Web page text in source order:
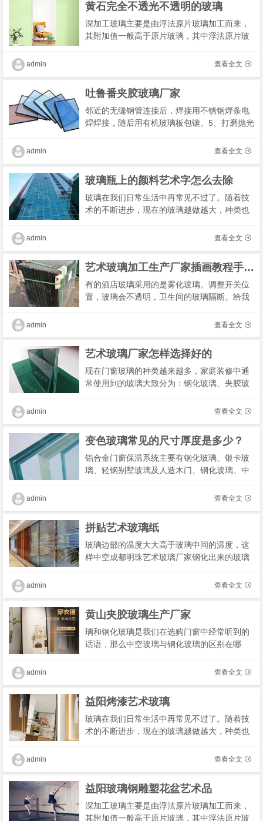
黄石完全不透光不透明的玻璃
深加工玻璃主要是由浮法原片玻璃加工而来，
其附加值一般高于原片玻璃，其中浮法原片玻
较为透明，行业内出厂价格差异较小，不同公
查看全文
admin
吐鲁番夹胶玻璃厂家
邻近的无缝钢管连接后，焊接用不锈钢焊条电
焊焊接，随后用有机玻璃板包镶。5、打磨抛光
接光洁，直至焊接看不到才行.打磨抛光时，采
查看全文
admin
玻璃瓶上的颜料艺术字怎么去除
玻璃在我们日常生活中再常见不过了。随着技
术的不断进步，现在的玻璃越做越大，种类也
查看全文
admin
艺术玻璃加工生产厂家插画教程手绘版
有的酒店玻璃采用的是雾化玻璃。调整开关位
置，玻璃会不透明，卫生间的玻璃隔断。给我
广泛应用玻璃隔断的原因，办公室活动屏风具
查看全文
admin
艺术玻璃厂家怎样选择好的
现在门窗玻璃的种类越来越多，家庭装修中通
常使用到的玻璃大致分为：钢化玻璃、夹胶玻
磨砂玻璃以及长虹玻璃，每个家庭都可以按照
查看全文
admin
变色玻璃常见的尺寸厚度是多少？
铝合金门窗保温系统主要有钢化玻璃、银卡玻
璃、轻钢别墅玻璃及人造木门、钢化玻璃、中
要用于各类工业厂房的屋顶，对于工业园区和
查看全文
admin
拼贴艺术玻璃纸
玻璃边部的温度大大高于玻璃中间的温度，这
样中空成都明珠艺术玻璃厂家钢化出来的玻璃
的质量过硬的玻璃外，在颜色上也很有讲
查看全文
admin
黄山夹胶玻璃生产厂家
璃和钢化玻璃是我们在选购门窗中经常听到的
话语，那么中空玻璃与钢化玻璃的区别在哪
间的差别，其实中空玻璃和钢化玻璃是两种完
查看全文
admin
益阳烤漆艺术玻璃
玻璃在我们日常生活中再常见不过了。随着技
术的不断进步，现在的玻璃越做越大，种类也
查看全文
admin
益阳玻璃钢雕塑花盆艺术品
深加工玻璃主要是由浮法原片玻璃加工而来，
其附加值一般高于原片玻璃，其中浮法原片玻